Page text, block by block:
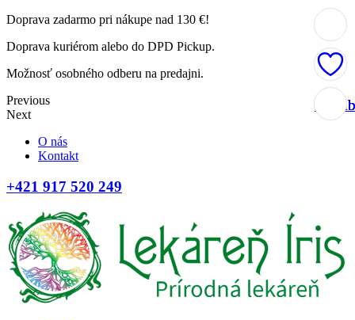
Doprava zadarmo pri nákupe nad 130 €!
Doprava kuriérom alebo do DPD Pickup.
Možnosť osobného odberu na predajni.
Previous
Next
O nás
Kontakt
+421 917 520 249